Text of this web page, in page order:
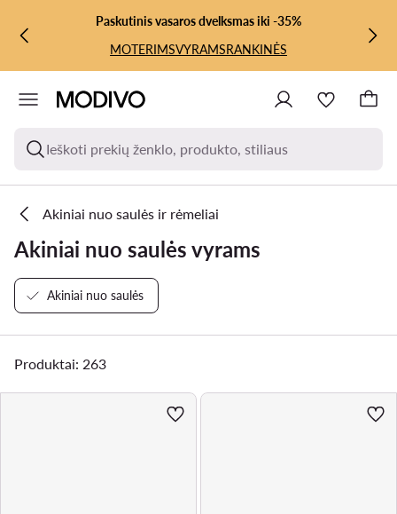
PEREITI PRIE PAGRINDINIO TURINIO
PEREITI Į PAIEŠKĄPaskutinis vasaros dvelksmas iki -35%
MOTERIMSVYRAMSRANKINĖS
Ieškoti prekių ženklo, produkto, stiliaus
Akiniai nuo saulės ir rėmeliai
Akiniai nuo saulės vyrams
Akiniai nuo saulės
Produktai: 263